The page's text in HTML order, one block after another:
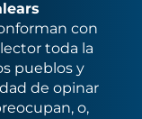
con
toda la
pueblos y
de opinar
o,